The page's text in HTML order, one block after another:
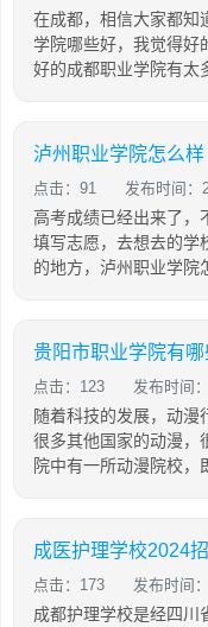
在成都，相信大家都知
学院哪些好，我觉得好
好的成都职业学院有太
泸州职业学院怎么
点击：91 发布时间：
高考成绩已经出来了，
填写志愿，去想去的学
的地方，泸州职业学院
贵阳市职业学院有
点击：123 发布时间
随着科技的发展，动漫
很多其他国家的动漫，
院中有一所动漫院校，
成医护理学校2024
点击：173 发布时间
成都护理学校是经四川